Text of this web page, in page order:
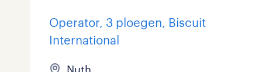
Administratief
Basisonderwijs
0 - 8 uur
Detachering
Operator, 3 ploegen, Biscuit
International
Nuth